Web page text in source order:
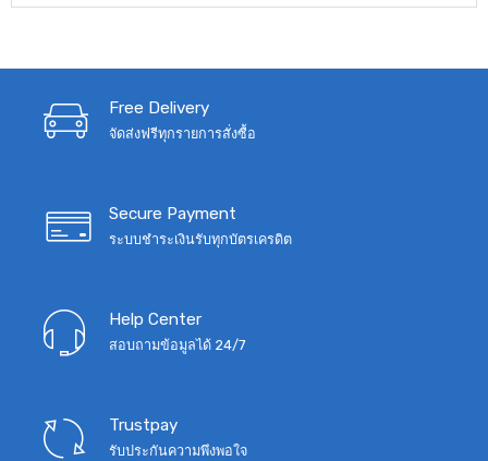
Free Delivery
จัดส่งฟรีทุกรายการสั่งซื้อ
Secure Payment
ระบบชำระเงินรับทุกบัตรเครดิต
Help Center
สอบถามข้อมูลได้ 24/7
Trustpay
รับประกันความพึงพอใจ